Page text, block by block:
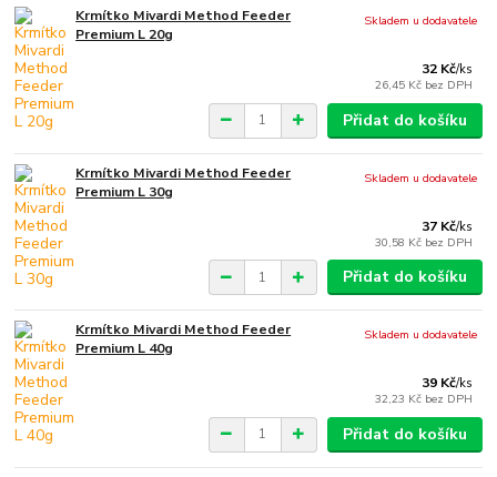
Krmítko Mivardi Method Feeder
Premium L 20g
32 Kč/ks
26,45 Kč bez DPH
Skladem u dodavatele
Přidat do košíku
Krmítko Mivardi Method Feeder
Premium L 30g
37 Kč/ks
30,58 Kč bez DPH
Skladem u dodavatele
Přidat do košíku
Krmítko Mivardi Method Feeder
Premium L 40g
39 Kč/ks
32,23 Kč bez DPH
Skladem u dodavatele
Přidat do košíku